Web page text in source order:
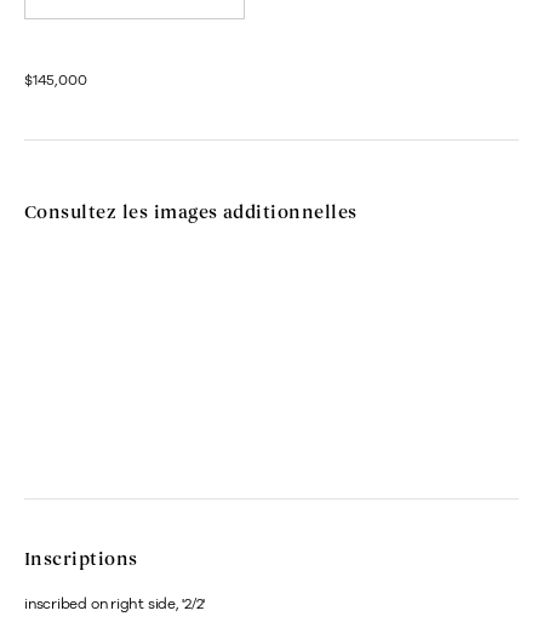
$145,000
Consultez les images additionnelles
Inscriptions
inscribed on right side, '2/2'